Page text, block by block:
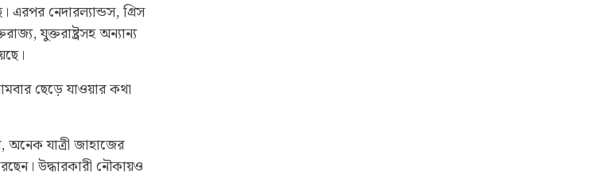
নেদারল্যান্ডস, গ্রিস
যুক্তরাষ্ট্রসহ অন্যান্য
ছেড়ে যাওয়ার কথা
অনেক যাত্রী জাহাজের
উদ্ধারকারী নৌকায়ও